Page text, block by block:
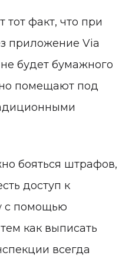
факт, что при
приложение Via
будет бумажного
помещают под
бояться штрафов,
доступ к
с помощью
как выписать
всегда